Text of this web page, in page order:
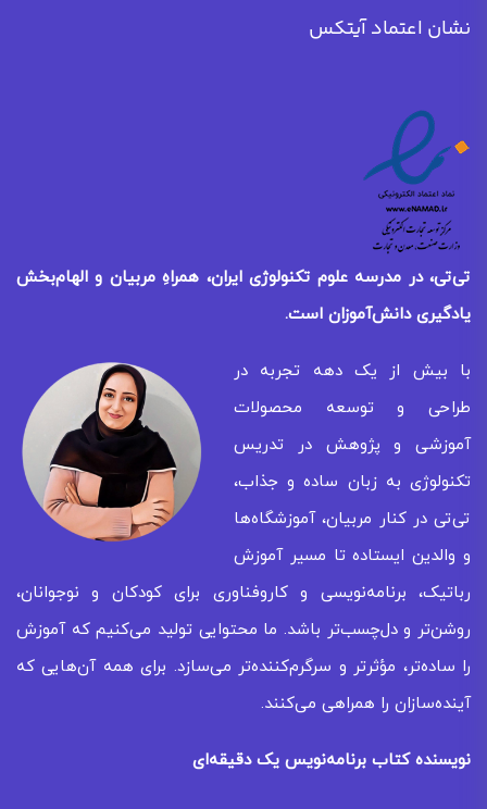
نشان اعتماد آیتکس
تی‌تی، در مدرسه علوم تکنولوژی ایران، همراهِ مربیان و الهام‌بخش
یادگیریدانش‌آموزان است.
با بیش از یک دهه تجربه در
طراحی و توسعه محصولات
آموزشی و پژوهش در تدریس
تکنولوژی به زبان ساده و جذاب،
تی‌تی در کنار مربیان، آموزشگاه‌ها
و والدین ایستاده تا مسیر آموزش
رباتیک، برنامه‌نویسی و کاروفناوری برای کودکان و نوجوانان،
روشن‌تر و دل‌چسب‌تر باشد. ما محتوایی تولید می‌کنیم که آموزش
را ساده‌تر، مؤثرتر و سرگرم‌کننده‌تر می‌سازد. برای همه‌ آن‌هایی که
آینده‌سازان را همراهی می‌کنند.
نویسنده کتاب برنامه‌نویس یک دقیقه‌ای